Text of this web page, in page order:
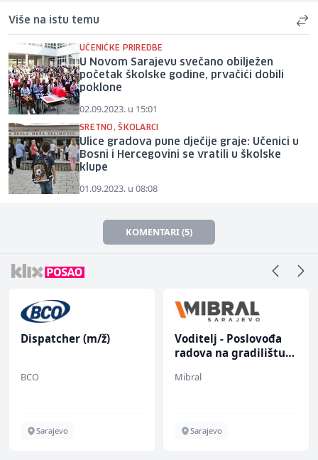
Više na istu temu
UČENIČKE PRIREDBE
U Novom Sarajevu svečano obilježen
početak školske godine, prvačići dobili
poklone
02.09.2023. u 15:01
SRETNO, ŠKOLARCI
Ulice gradova pune dječije graje: Učenici u
Bosni i Hercegovini se vratili u školske
klupe
01.09.2023. u 08:08
KOMENTARI (5)
Dispatcher (m/ž)
BCO
Sarajevo
Voditelj - Poslovođa
radova na gradilištu
Mibral
Sarajevo